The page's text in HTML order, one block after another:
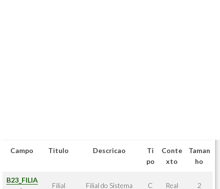
Campo Titulo Descricao
Ti
po
Conte
xto
Taman
ho
B23_FILIA
Filial Filial do Sistema C Real 2